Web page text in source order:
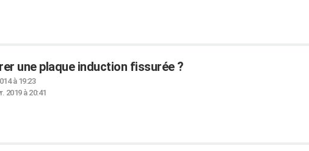
une plaque induction fissurée ?
à 19:23
2019 à 20:41